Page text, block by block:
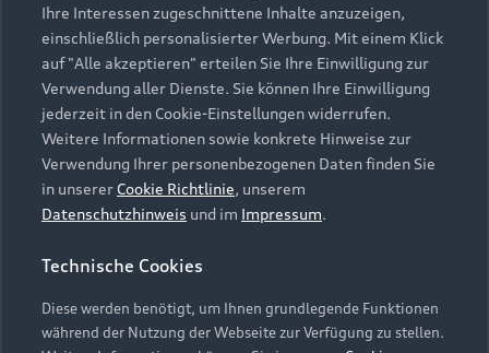
Ihre Interessen zugeschnittene Inhalte anzuzeigen,
einschließlich personalisierter Werbung. Mit einem Klick
auf "Alle akzeptieren" erteilen Sie Ihre Einwilligung zur
Verwendung aller Dienste. Sie können Ihre Einwilligung
jederzeit in den Cookie-Einstellungen widerrufen.
Weitere Informationen sowie konkrete Hinweise zur
Verwendung Ihrer personenbezogenen Daten finden Sie
in unserer Cookie Richtlinie, unserem
Datenschutzhinweis und im Impressum.
Technische Cookies
Diese werden benötigt, um Ihnen grundlegende Funktionen
während der Nutzung der Webseite zur Verfügung zu stellen.